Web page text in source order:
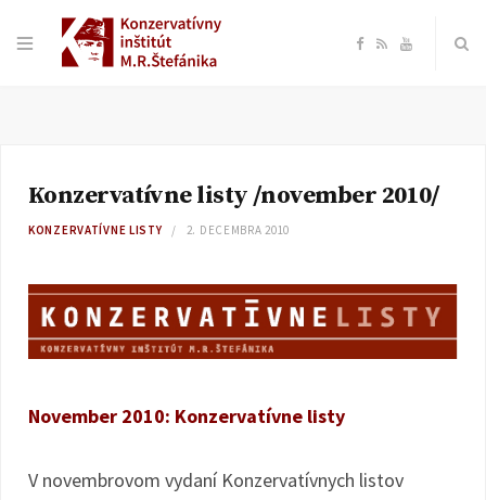
F
e
o
R Y
T
b
Konzervatívne listy /november 2010/
KONZERVATÍVNE LISTY 2. DECEMBRA 2010
November 2010: Konzervatívne listy
V novembrovom vydaní Konzervatívnych listov